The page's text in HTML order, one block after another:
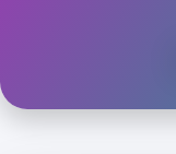
Anasayfa